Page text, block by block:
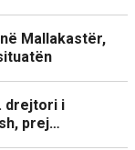
Mallakastër,
drejtori i
prej…